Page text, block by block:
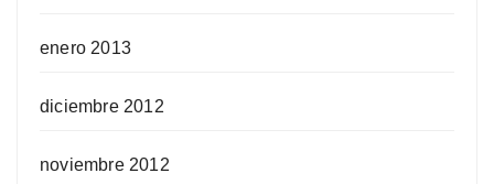
enero 2013
diciembre 2012
noviembre 2012